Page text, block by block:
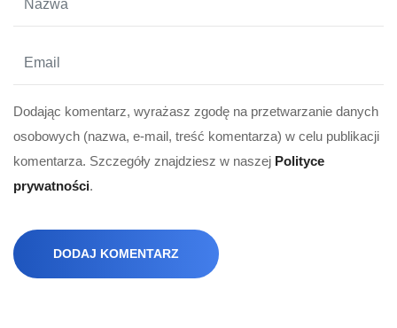
Dodając komentarz, wyrażasz zgodę na przetwarzanie danych
osobowych (nazwa, e-mail, treść komentarza) w celu publikacji
komentarza. Szczegóły znajdziesz w naszej Polityce
prywatności.
DODAJ KOMENTARZ